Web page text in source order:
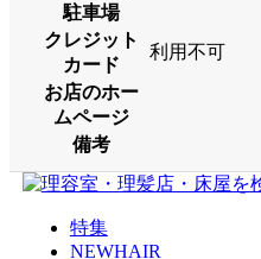
駐車場
クレジット
カード
利用不可
お店のホー
ムページ
備考
特集
NEWHAIR